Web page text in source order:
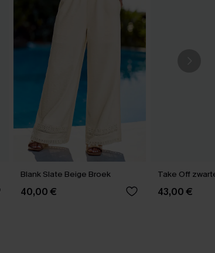
Blank Slate Beige Broek
40,00 €
Take Off
43,00 €